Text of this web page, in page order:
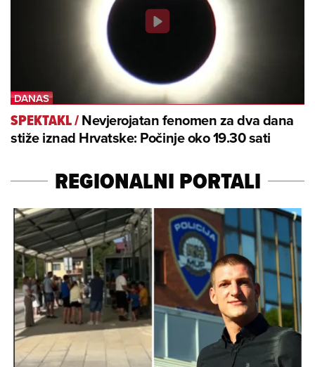
SPEKTAKL/Nevjerojatan fenomen za dva dana
stiže iznad Hrvatske: Počinje oko 19.30 sati
REGIONALNI PORTALI